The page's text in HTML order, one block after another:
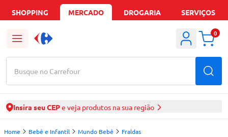
SHOPPING MERCADO DROGARIA SERVIÇOS
Busque no Carrefour
0
Insira seu CEPe veja produtos na sua região
Home Bebê e Infantil Mundo Bebê Fraldas